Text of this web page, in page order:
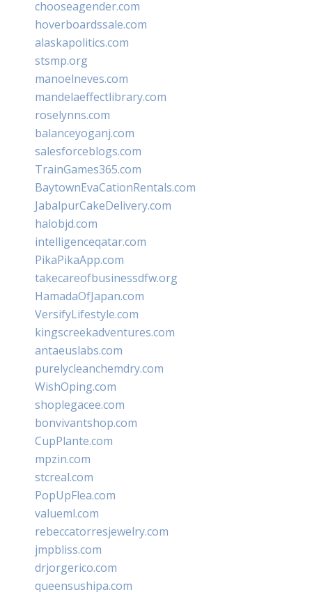
chooseagender.com
hoverboardssale.com
alaskapolitics.com
stsmp.org
manoelneves.com
mandelaeffectlibrary.com
roselynns.com
balanceyoganj.com
salesforceblogs.com
TrainGames365.com
BaytownEvaCationRentals.com
JabalpurCakeDelivery.com
halobjd.com
intelligenceqatar.com
PikaPikaApp.com
takecareofbusinessdfw.org
HamadaOfJapan.com
VersifyLifestyle.com
kingscreekadventures.com
antaeuslabs.com
purelycleanchemdry.com
WishOping.com
shoplegacee.com
bonvivantshop.com
CupPlante.com
mpzin.com
stcreal.com
PopUpFlea.com
valueml.com
rebeccatorresjewelry.com
jmpbliss.com
drjorgerico.com
queensushipa.com